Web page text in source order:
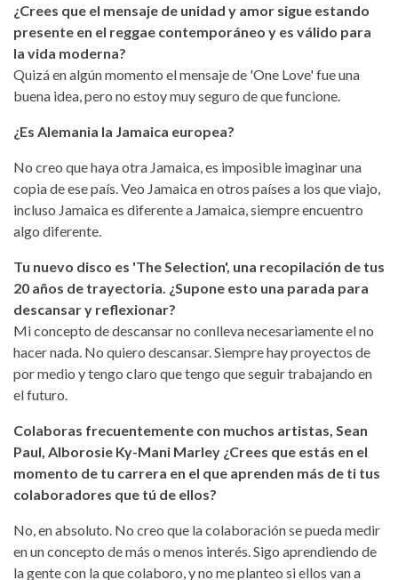
¿Crees que el mensaje de unidad y amor sigue estando
presente en el reggae contemporáneo y es válido para
la vida moderna?
Quizá en algún momento el mensaje de 'One Love' fue una
buena idea, pero no estoy muy seguro de que funcione.
¿Es Alemania la Jamaica europea?
No creo que haya otra Jamaica, es imposible imaginar una
copia de ese país. Veo Jamaica en otros países a los que viajo,
incluso Jamaica es diferente a Jamaica, siempre encuentro
algo diferente.
Tu nuevo disco es 'The Selection', una recopilación de tus
20 años de trayectoria. ¿Supone esto una parada para
descansar y reflexionar?
Mi concepto de descansar no conlleva necesariamente el no
hacer nada. No quiero descansar. Siempre hay proyectos de
por medio y tengo claro que tengo que seguir trabajando en
el futuro.
Colaboras frecuentemente con muchos artistas, Sean
Paul, Alborosie Ky-Mani Marley ¿Crees que estás en el
momento de tu carrera en el que aprenden más de ti tus
colaboradores que tú de ellos?
No, en absoluto. No creo que la colaboración se pueda medir
en un concepto de más o menos interés. Sigo aprendiendo de
la gente con la que colaboro, y no me planteo si ellos van a